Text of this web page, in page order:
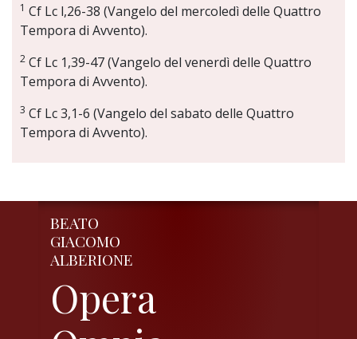
1 Cf Lc l,26-38 (Vangelo del mercoledì delle Quattro
Tempora di Avvento).
2 Cf Lc 1,39-47 (Vangelo del venerdì delle Quattro
Tempora di Avvento).
3 Cf Lc 3,1-6 (Vangelo del sabato delle Quattro
Tempora di Avvento).
BEATO
GIACOMO
ALBERIONE
Opera